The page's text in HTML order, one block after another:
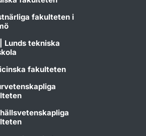
fakulteten i
Lunds tekniska
fakulteten